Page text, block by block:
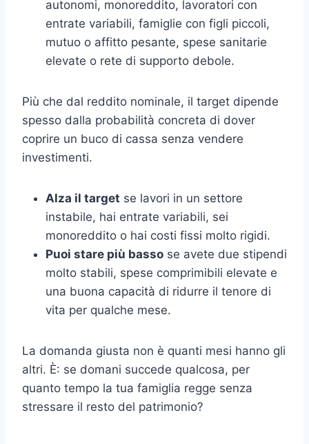
autonomi, monoreddito, lavoratori con
entrate variabili, famiglie con figli piccoli,
mutuo o affitto pesante, spese sanitarie
elevate o rete di supporto debole.
Più che dal reddito nominale, il target dipende
spesso dalla probabilità concreta di dover
coprire un buco di cassa senza vendere
investimenti.
Alza il target se lavori in un settore
instabile, hai entrate variabili, sei
monoreddito o hai costi fissi molto rigidi.
Puoi stare più basso se avete due stipendi
molto stabili, spese comprimibili elevate e
una buona capacità di ridurre il tenore di
vita per qualche mese.
La domanda giusta non è quanti mesi hanno gli
altri. È: se domani succede qualcosa, per
quanto tempo la tua famiglia regge senza
stressare il resto del patrimonio?